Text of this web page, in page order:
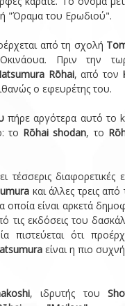
"Όραμα του Ερωδιού".
από τη σχολή
Πριν την
Rōhai, από τον
ο εφευρέτης του.
πήρε αργότερα αυτό το
το Rōhai shodan, το
τέσσερις διαφορετικές
και άλλες τρεις
οποία είναι αρκετά
τις εκδόσεις του
πιστεύεται ότι
είναι η πιο
, ιδρυτής του